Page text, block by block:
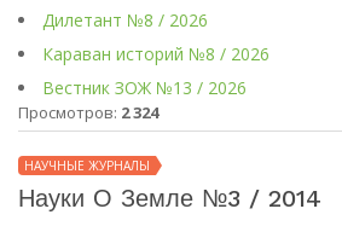
Дилетант №8 / 2026
Караван историй №8 / 2026
Вестник ЗОЖ №13 / 2026
Просмотров: 2 324
НАУЧНЫЕ ЖУРНАЛЫ
Науки О Земле №3 / 2014